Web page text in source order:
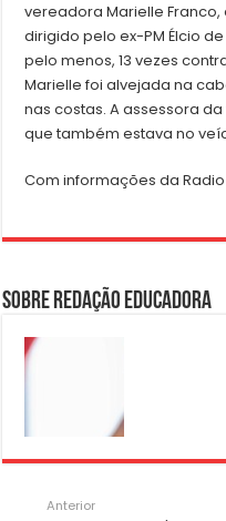
vereadora Marielle Franco,
dirigido pelo ex-PM Élcio
pelo menos, 13 vezes
Marielle foi alvejada na
nas costas. A assessora
que também estava no
Com informações da
Sobre Redação Educadora
Anterior